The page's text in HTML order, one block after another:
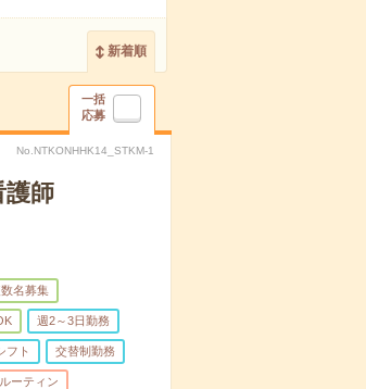
新着順
一括
応募
No.NTKONHHK14_STKM-1
師
名募集
週2～3日勤務
フト 交替制勤務
ルーティン